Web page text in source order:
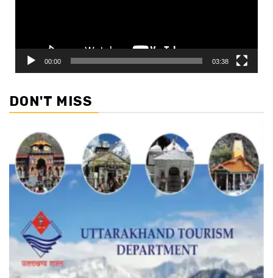
00:00 03:38
DON'T MISS